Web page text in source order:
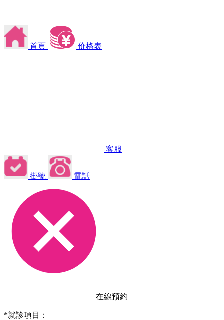
首頁 价格表
客服
掛號 電話
在線預約
*就診項目：